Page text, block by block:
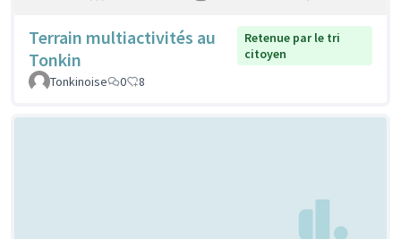
Terrain multiactivités au
Tonkin
Retenue par le tri
citoyen
Tonkinoise
0 8